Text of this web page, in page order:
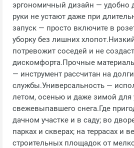
эргономичный дизайн — удобно
руки не устают даже при
запуск — просто включите в
уборку без лишних
потревожит соседей и не создаст
дискомфорта.Прочные
— инструмент рассчитан на
службы.Универсальность —
летом, осенью и даже зимой для
свежевыпавшего снега.Где
дачном участке и в саду; во
парках и скверах; на террасах и
строительных площадок от